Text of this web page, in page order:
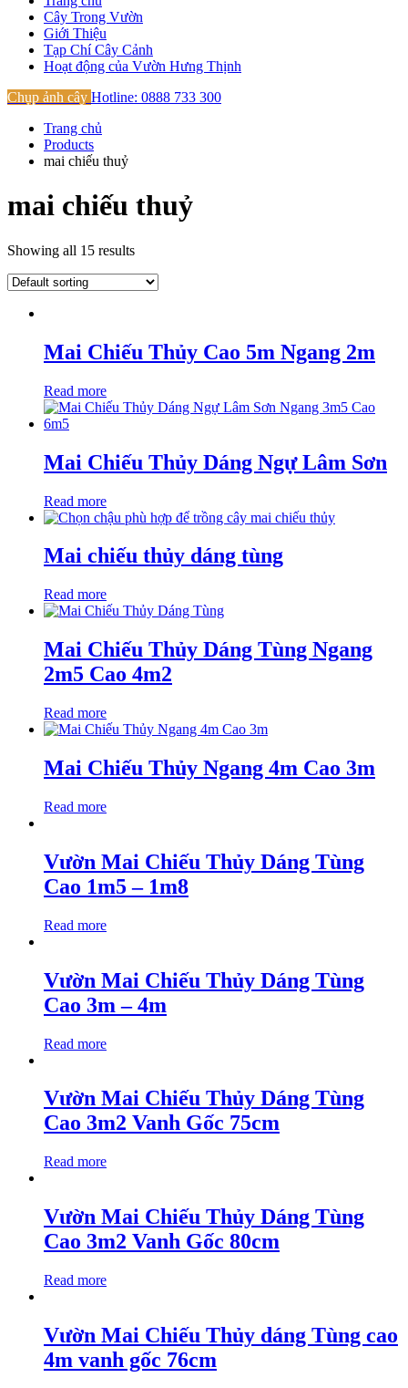
Cây Trong Vườn
Giới Thiệu
Tạp Chí Cây Cảnh
Hoạt động của Vườn Hưng Thịnh
Chụp ảnh cây Hotline: 0888 733 300
Trang chủ
Products
mai chiếu thuỷ
mai chiếu thuỷ
Showing all 15 results
Mai Chiếu Thủy Cao 5m Ngang 2m
Read more
Mai Chiếu Thủy Dáng Ngự Lâm Sơn
Read more
Mai chiếu thủy dáng tùng
Read more
Mai Chiếu Thủy Dáng Tùng Ngang
2m5 Cao 4m2
Read more
Mai Chiếu Thủy Ngang 4m Cao 3m
Read more
Vườn Mai Chiếu Thủy Dáng Tùng
Cao 1m5 – 1m8
Read more
Vườn Mai Chiếu Thủy Dáng Tùng
Cao 3m – 4m
Read more
Vườn Mai Chiếu Thủy Dáng Tùng
Cao 3m2 Vanh Gốc 75cm
Read more
Vườn Mai Chiếu Thủy Dáng Tùng
Cao 3m2 Vanh Gốc 80cm
Read more
Vườn Mai Chiếu Thủy dáng Tùng cao
4m vanh gốc 76cm